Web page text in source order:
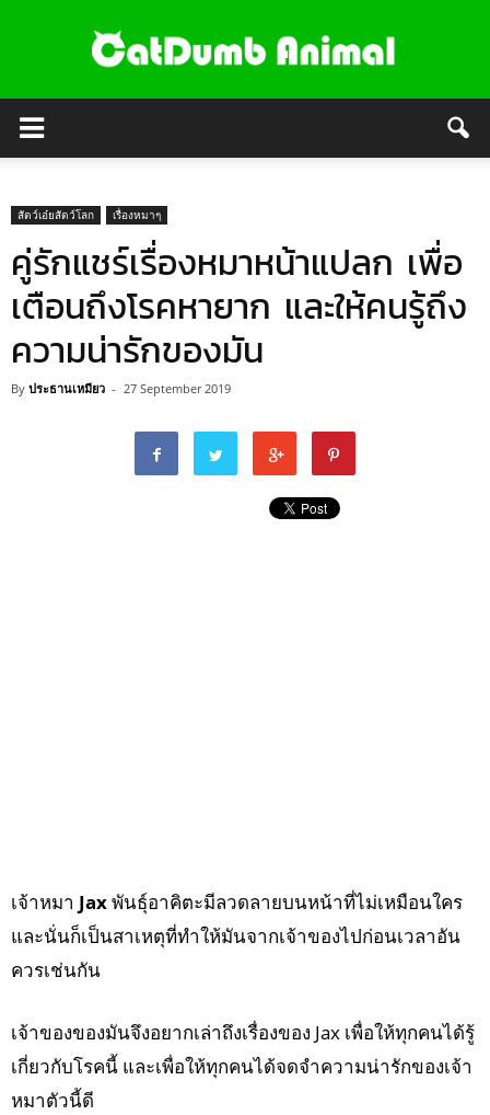
สัตว์เอ๋ยสัตว์โลก เรื่องหมาๆ
คู่รักแชร์เรื่องหมาหน้าแปลก เพื่อ
เตือนถึงโรคหายาก และให้คนรู้ถึง
ความน่ารักของมัน
By ประธานเหมียว - 27 September 2019
เจ้าหมา Jaxพันธุ์อาคิตะมีลวดลายบนหน้าที่ไม่เหมือนใคร
และนั่นก็เป็นสาเหตุที่ทำให้มันจากเจ้าของไปก่อนเวลาอัน
ควรเช่นกัน
เจ้าของของมันจึงอยากเล่าถึงเรื่องของ Jax เพื่อให้ทุกคนได้รู้
เกี่ยวกับโรคนี้ และเพื่อให้ทุกคนได้จดจำความน่ารักของเจ้า
หมาตัวนี้ดี